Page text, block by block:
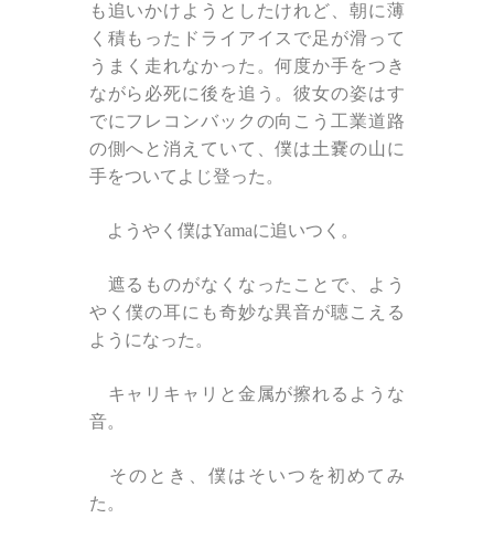
も追いかけようとしたけれど、朝に薄
く積もったドライアイスで足が滑って
うまく走れなかった。何度か手をつき
ながら必死に後を追う。彼女の姿はす
でにフレコンバックの向こう工業道路
の側へと消えていて、僕は土嚢の山に
手をついてよじ登った。
ようやく僕はYamaに追いつく。
遮るものがなくなったことで、よう
やく僕の耳にも奇妙な異音が聴こえる
ようになった。
キャリキャリと金属が擦れるような
音。
そのとき、僕はそいつを初めてみ
た。